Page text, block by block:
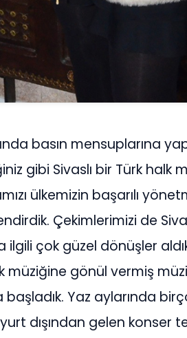
basın mensuplarına
gibi Sivaslı bir Türk halk
ülkemizin başarılı
Çekimlerimizi de
ilgili çok güzel dönüşler
müziğine gönül vermiş
başladık. Yaz aylarında
dışından gelen konser